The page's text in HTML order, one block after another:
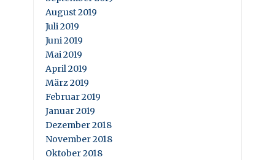
August 2019
Juli 2019
Juni 2019
Mai 2019
April 2019
März 2019
Februar 2019
Januar 2019
Dezember 2018
November 2018
Oktober 2018